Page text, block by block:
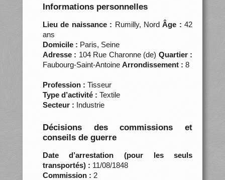
Informations personnelles
Lieu de naissance : Rumilly, NordÂge : 42
ans
Domicile : Paris, Seine
Adresse : 104 Rue Charonne (de) Quartier :
Faubourg-Saint-Antoine Arrondissement : 8
Profession : Tisseur
Type d’activité : Textile
Secteur : Industrie
Décisions des commissions et
conseils de guerre
Date d’arrestation (pour les seuls
transportés) : 11/08/1848
Commission : 2